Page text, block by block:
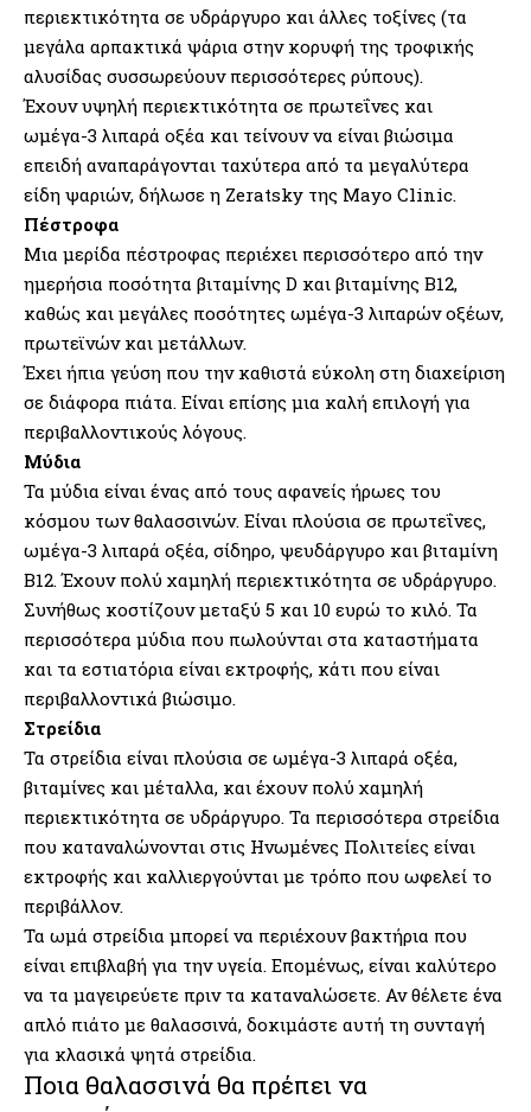
περιεκτικότητα σε υδράργυρο και άλλες τοξίνες (τα
μεγάλα αρπακτικά ψάρια στην κορυφή της τροφικής
αλυσίδας συσσωρεύουν περισσότερες ρύπους).
Έχουν υψηλή περιεκτικότητα σε πρωτεΐνες και
ωμέγα-3 λιπαρά οξέα και τείνουν να είναι βιώσιμα
επειδή αναπαράγονται ταχύτερα από τα μεγαλύτερα
είδη ψαριών, δήλωσε η Zeratsky της Mayo Clinic.
Πέστροφα
Μια μερίδα πέστροφας περιέχει περισσότερο από την
ημερήσια ποσότητα βιταμίνης D και βιταμίνης Β12,
καθώς και μεγάλες ποσότητες ωμέγα-3 λιπαρών οξέων,
πρωτεϊνών και μετάλλων.
Έχει ήπια γεύση που την καθιστά εύκολη στη διαχείριση
σε διάφορα πιάτα. Είναι επίσης μια καλή επιλογή για
περιβαλλοντικούς λόγους.
Μύδια
Τα μύδια είναι ένας από τους αφανείς ήρωες του
κόσμου των θαλασσινών. Είναι πλούσια σε πρωτεΐνες,
ωμέγα-3 λιπαρά οξέα, σίδηρο, ψευδάργυρο και βιταμίνη
Β12. Έχουν πολύ χαμηλή περιεκτικότητα σε υδράργυρο.
Συνήθως κοστίζουν μεταξύ 5 και 10 ευρώ το κιλό. Τα
περισσότερα μύδια που πωλούνται στα καταστήματα
και τα εστιατόρια είναι εκτροφής, κάτι που είναι
περιβαλλοντικά βιώσιμο.
Στρείδια
Τα στρείδια είναι πλούσια σε ωμέγα-3 λιπαρά οξέα,
βιταμίνες και μέταλλα, και έχουν πολύ χαμηλή
περιεκτικότητα σε υδράργυρο. Τα περισσότερα στρείδια
που καταναλώνονται στις Ηνωμένες Πολιτείες είναι
εκτροφής και καλλιεργούνται με τρόπο που ωφελεί το
περιβάλλον.
Τα ωμά στρείδια μπορεί να περιέχουν βακτήρια που
είναι επιβλαβή για την υγεία. Επομένως, είναι καλύτερο
να τα μαγειρεύετε πριν τα καταναλώσετε. Αν θέλετε ένα
απλό πιάτο με θαλασσινά, δοκιμάστε αυτή τη συνταγή
για κλασικά ψητά στρείδια.
Ποια θαλασσινά θα πρέπει να